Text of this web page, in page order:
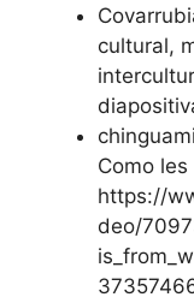
cultural,
Como
https://
deo/